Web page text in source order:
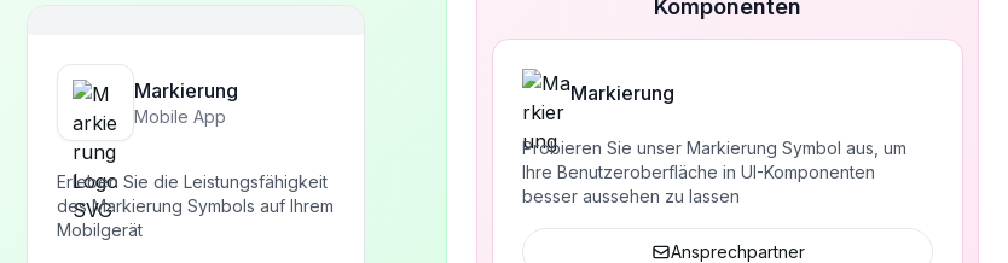
Markierung
Mobile App
Erleben Sie die Leistungsfähigkeit
des Markierung Symbols auf Ihrem
Mobilgerät
Komponenten
Markierung
Probieren Sie unser Markierung Symbol aus, um
Ihre Benutzeroberfläche in UI-Komponenten
besser aussehen zu lassen
Ansprechpartner